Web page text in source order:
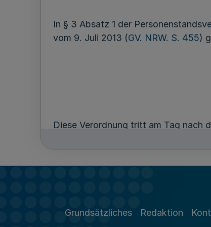
In § 3 Absatz 1 der
vom 9. Juli 2013 (GV. NRW. S. 455)
Diese Verordnung tritt am Tag nach
Düsseldorf, den 1. Juli 2014
Grundsätzliches Redaktion